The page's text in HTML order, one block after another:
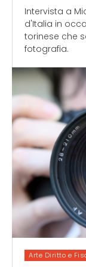
Intervista a
d'Italia in
torinese che
fotografia.
Arte Diritto e